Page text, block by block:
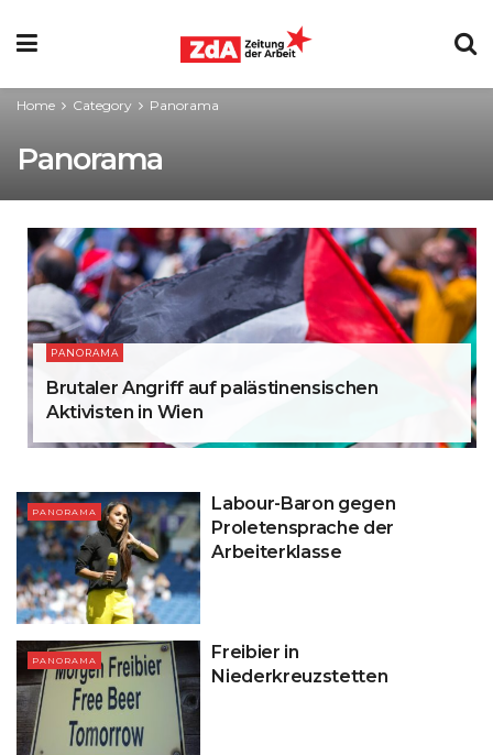
Home Category Panorama
Panorama
PANORAMA
Brutaler Angriff auf palästinensischen
Aktivisten in Wien
PANORAMA
Labour-Baron gegen
Proletensprache der
Arbeiterklasse
PANORAMA
Freibier in
Niederkreuzstetten